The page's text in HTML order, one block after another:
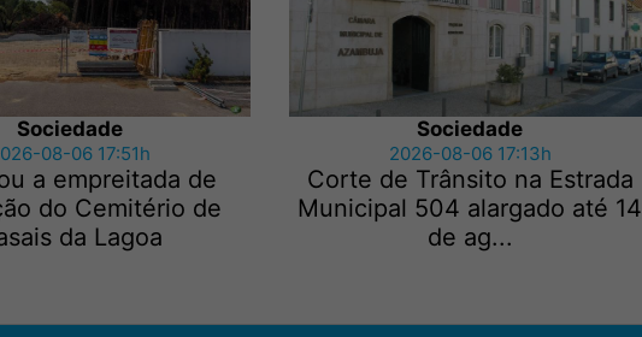
Sociedade
08-06 17:51h
a empreitada de
do Cemitério de
da Lagoa
Sociedade
2026-08-06 17:13h
Corte de Trânsito na Estrada
Municipal 504 alargado até 14
de ag...